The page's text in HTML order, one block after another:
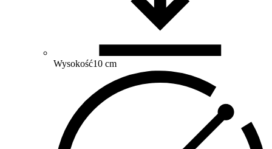
Wysokość10 cm